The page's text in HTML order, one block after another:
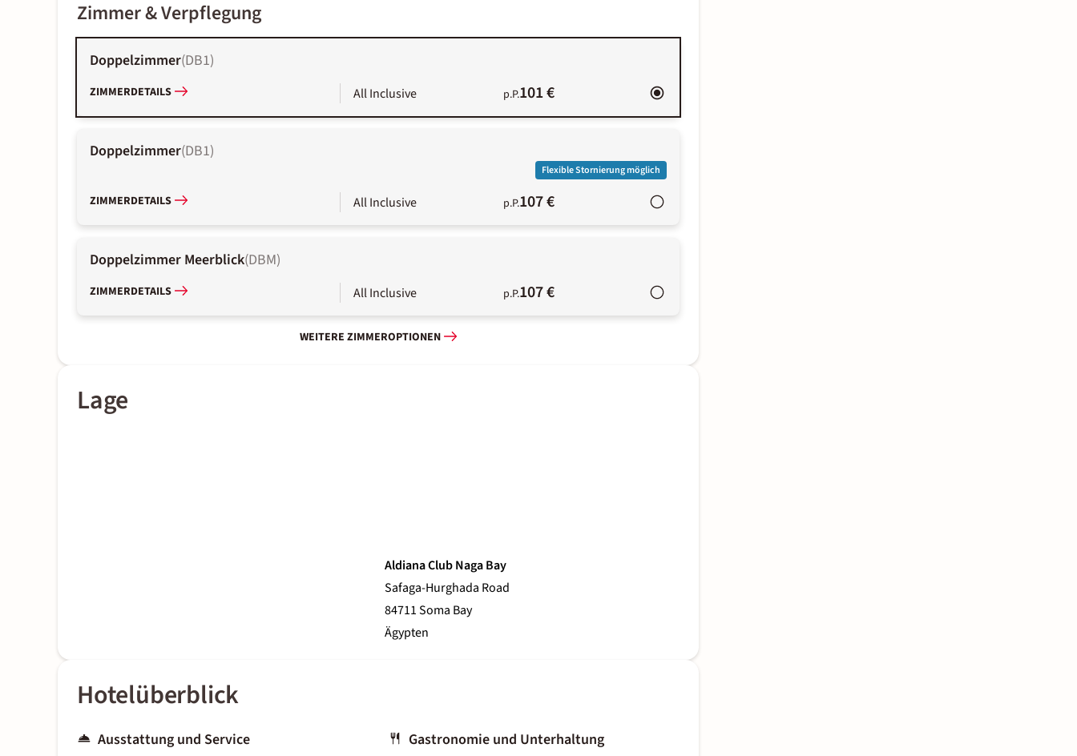
Zimmer & Verpflegung
Doppelzimmer(DB1)
ZIMMERDETAILS All Inclusive p.P.101 €
Doppelzimmer(DB1)
Flexible Stornierung möglich
ZIMMERDETAILS All Inclusive p.P.107 €
Doppelzimmer Meerblick(DBM)
ZIMMERDETAILS All Inclusive p.P.107 €
WEITERE ZIMMEROPTIONEN
Lage
Aldiana Club Naga Bay
Safaga-Hurghada Road
84711 Soma Bay
Ägypten
Hotelüberblick
Ausstattung und Service Gastronomie und Unterhaltung